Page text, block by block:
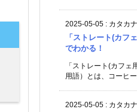
2025-05-05 : カタカ
「ストレート(カフ
でわかる！
「ストレート(カフ
用語）とは、コーヒー
2025-05-05 : カタカ